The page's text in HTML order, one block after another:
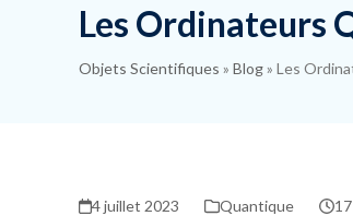
Les Ordinateurs
Objets Scientifiques » Blog» Les
4 juillet 2023 Quantique